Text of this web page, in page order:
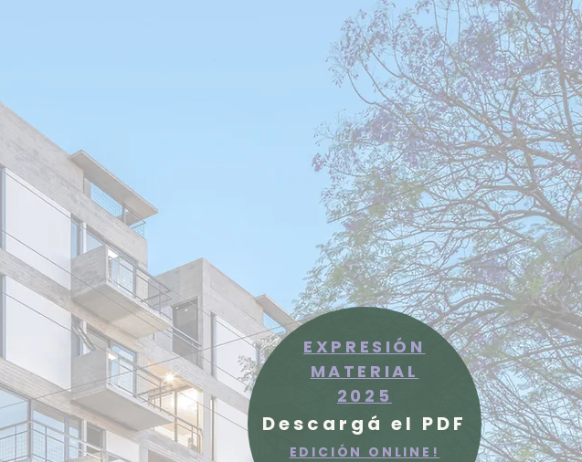
Descargá el PDF
EXPRESIÓN
MATERIAL
2025
EDICIÓN ONLINE!